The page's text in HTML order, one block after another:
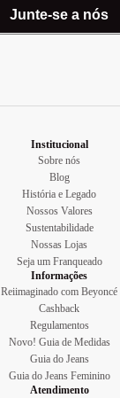
Junte-se a nós
Institucional
Sobre nós
Blog
História e Legado
Nossos Valores
Sustentabilidade
Nossas Lojas
Seja um Franqueado
Informações
Reiimaginado com Beyoncé
Cashback
Regulamentos
Novo! Guia de Medidas
Guia do Jeans
Guia do Jeans Feminino
Atendimento